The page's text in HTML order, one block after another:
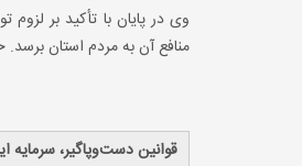
وی در پایان با تأکید بر
منافع آن به مردم استان
قوانین دست‌وپاگیر، سرمایه